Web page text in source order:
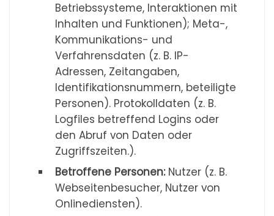
Betriebssysteme, Interaktionen mit
Inhalten und Funktionen); Meta-,
Kommunikations- und
Verfahrensdaten (z. B. IP-
Adressen, Zeitangaben,
Identifikationsnummern, beteiligte
Personen). Protokolldaten (z. B.
Logfiles betreffend Logins oder
den Abruf von Daten oder
Zugriffszeiten.).
Betroffene Personen:Nutzer (z. B.
Webseitenbesucher, Nutzer von
Onlinediensten).